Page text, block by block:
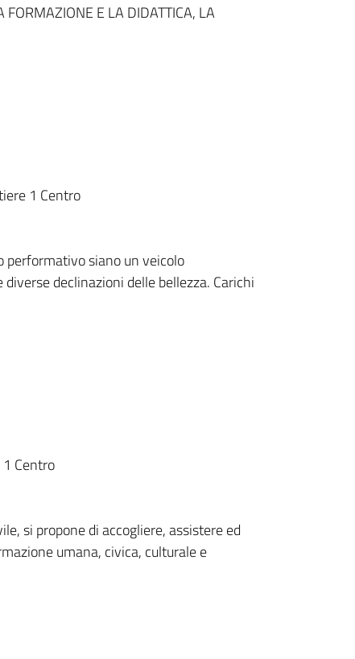
FORMAZIONE E LA DIDATTICA, LA
1 Centro
performativo siano un veicolo
declinazioni delle bellezza. Carichi
Centro
si propone di accogliere, assistere ed
umana, civica, culturale e